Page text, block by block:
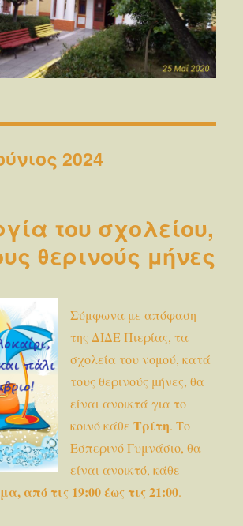
2024
του σχολείου,
θερινούς μήνες
Σύμφωνα με απόφαση
της ΔΙΔΕ Πιερίας, τα
σχολεία του νομού, κατά
τους θερινούς μήνες, θα
είναι ανοικτά για το
κοινό κάθεΤρίτη. Το
Εσπερινό Γυμνάσιο, θα
είναι ανοικτό, κάθε
από τις 19:00 έως τις 21:00.